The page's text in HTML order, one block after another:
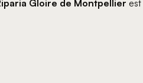
Gloire de Montpellier est